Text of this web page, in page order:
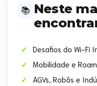
📚 Neste
Desafios do Wi-Fi
Mobilidade e
AGVs, Robôs e